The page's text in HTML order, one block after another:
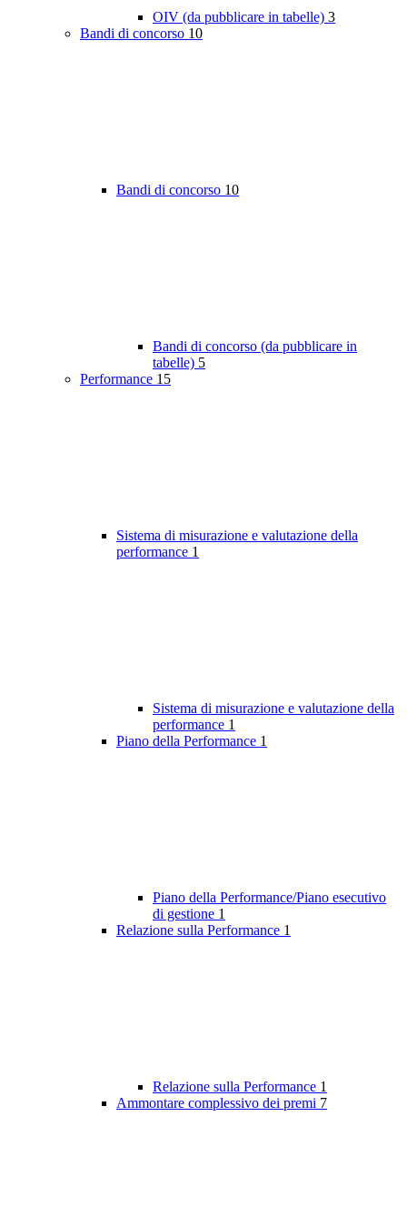
OIV (da pubblicare in tabelle) 3
Bandi di concorso 10
Bandi di concorso 10
Bandi di concorso (da pubblicare in
tabelle) 5
Performance 15
Sistema di misurazione e valutazione della
performance 1
Sistema di misurazione e valutazione della
performance 1
Piano della Performance 1
Piano della Performance/Piano esecutivo
di gestione 1
Relazione sulla Performance 1
Relazione sulla Performance 1
Ammontare complessivo dei premi 7